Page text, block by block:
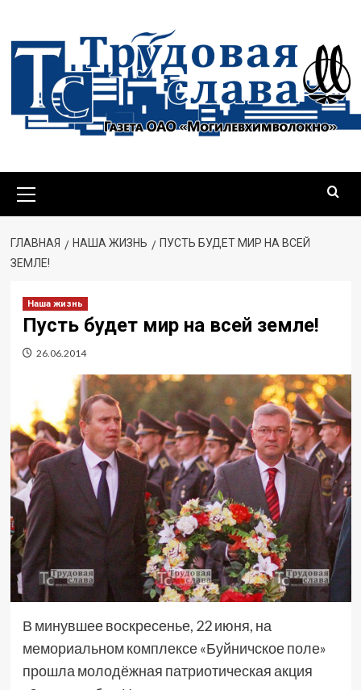
содержимому
меню
ГЛАВНАЯ НАША ЖИЗНЬ
ПУСТЬ БУДЕТ МИР НА ВСЕЙ
ЗЕМЛЕ!
Наша жизнь
Пусть будет мир на всей земле!
26.06.2014
В минувшее воскресенье, 22 июня, на
мемориальном комплексе «Буйничское поле»
прошла молодёжная патриотическая акция